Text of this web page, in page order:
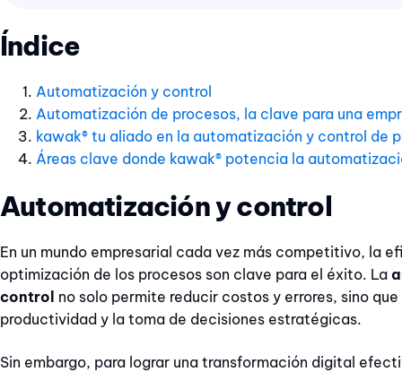
Índice
Automatización y control
Automatización de procesos, la clave para una
kawak® tu aliado en la automatización y control de
Áreas clave donde kawak® potencia la
Automatización y control
En un mundo empresarial cada vez más competitivo, la
optimización de los procesos son clave para el éxito. La
control no solo permite reducir costos y errores, sino
productividad y la toma de decisiones estratégicas.
Sin embargo, para lograr una transformación digital